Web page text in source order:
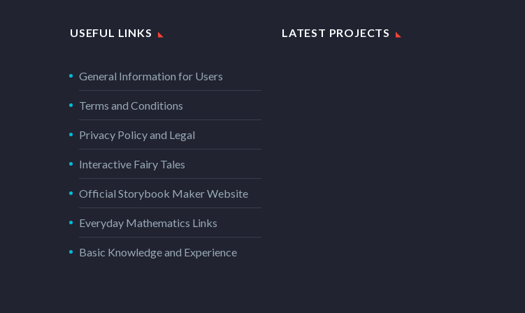
USEFUL LINKS
General Information for Users
Terms and Conditions
Privacy Policy and Legal
Interactive Fairy Tales
Official Storybook Maker Website
Everyday Mathematics Links
Basic Knowledge and Experience
LATEST PROJECTS